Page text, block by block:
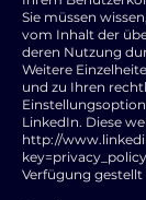
Sie müssen
vom Inhalt der
deren Nutzung
Weitere
und zu Ihren
LinkedIn. Diese
http://
Verfügung gestellt